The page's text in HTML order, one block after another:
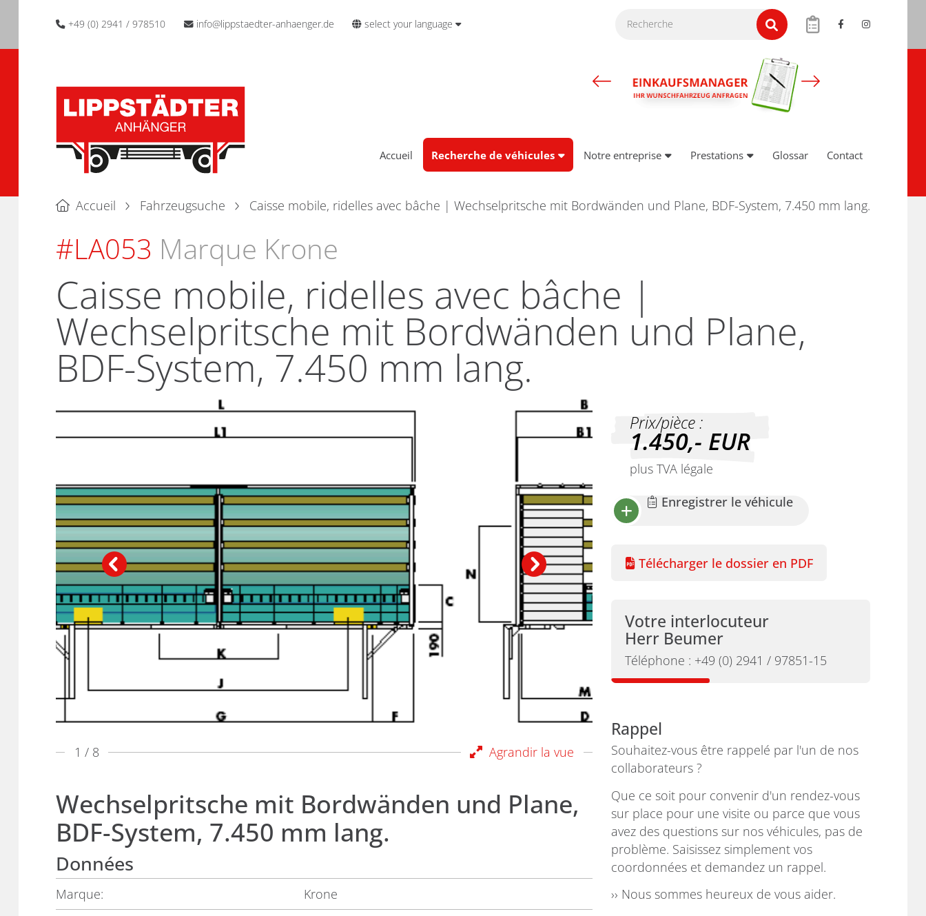
+49 (0) 2941 / 978510 info@lippstaedter-anhaenger.de select your language
Accueil Recherche de véhicules Notre entreprise Prestations Glossar Contact
Accueil Fahrzeugsuche Caisse mobile, ridelles avec bâche | Wechselpritsche mit Bordwänden und Plane, BDF-System, 7.450 mm lang.
#LA053 Marque Krone
Caisse mobile, ridelles avec bâche |
Wechselpritsche mit Bordwänden und Plane,
BDF-System, 7.450 mm lang.
Agrandir la vue
1 / 8
Wechselpritsche mit Bordwänden und Plane,
BDF-System, 7.450 mm lang.
Données
Marque:
Krone
Prix/pièce :
1.450,- EUR
plus TVA légale
Enregistrer le véhicule
Télécharger le dossier en PDF
Votre interlocuteur
Herr Beumer
Téléphone : +49 (0) 2941 / 97851-15
Rappel
Souhaitez-vous être rappelé par l'un de nos
collaborateurs ?
Que ce soit pour convenir d'un rendez-vous
sur place pour une visite ou parce que vous
avez des questions sur nos véhicules, pas de
problème. Saisissez simplement vos
coordonnées et demandez un rappel.
›› Nous sommes heureux de vous aider.